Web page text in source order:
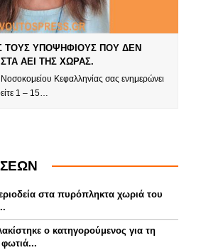
ΤΟΥΣ ΥΠΟΨΗΦΙΟΥΣ ΠΟΥ ΔΕΝ
ΑΕΙ ΤΗΣ ΧΩΡΑΣ.
Κεφαλληνίας σας ενημερώνει
1 – 15…
στα πυρόπληκτα χωριά του
ο κατηγορούμενος για τη